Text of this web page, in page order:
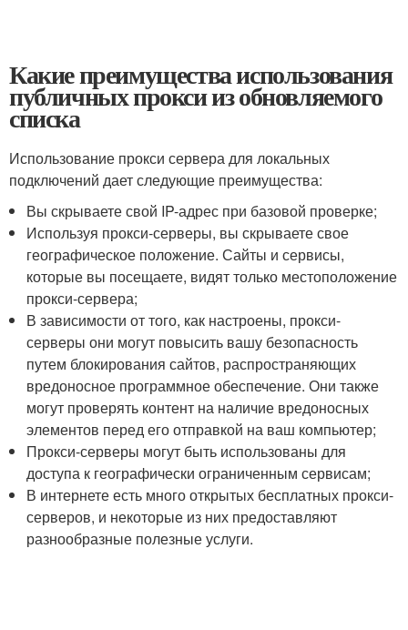
Какие преимущества использования
публичных прокси из обновляемого
списка
Использование прокси сервера для локальных
подключений дает следующие преимущества:
Вы скрываете свой IP-адрес при базовой проверке;
Используя прокси-серверы, вы скрываете свое
географическое положение. Сайты и сервисы,
которые вы посещаете, видят только местоположение
прокси-сервера;
В зависимости от того, как настроены, прокси-
серверы они могут повысить вашу безопасность
путем блокирования сайтов, распространяющих
вредоносное программное обеспечение. Они также
могут проверять контент на наличие вредоносных
элементов перед его отправкой на ваш компьютер;
Прокси-серверы могут быть использованы для
доступа к географически ограниченным сервисам;
В интернете есть много открытых бесплатных прокси-
серверов, и некоторые из них предоставляют
разнообразные полезные услуги.